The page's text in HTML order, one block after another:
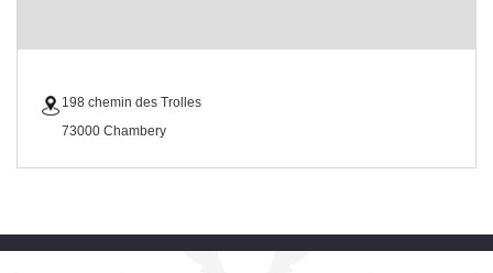
198 chemin des Trolles
73000 Chambery